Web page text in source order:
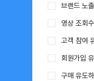
브랜드 노
영상 조회
고객 참여
회원가입
구매 유도하